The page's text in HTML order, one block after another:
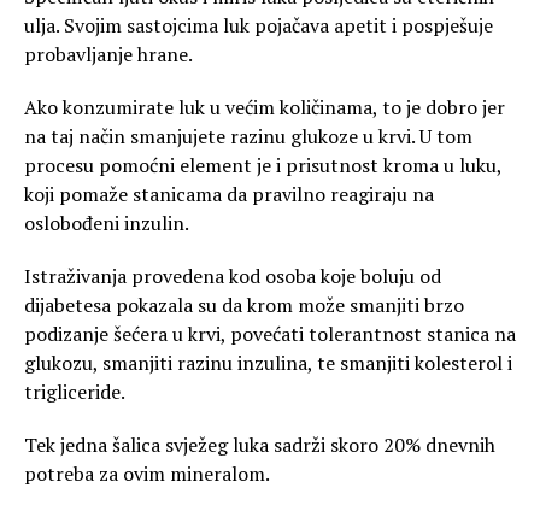
ulja. Svojim sastojcima luk pojačava apetit i pospješuje
probavljanje hrane.
Ako konzumirate luk u većim količinama, to je dobro jer
na taj način smanjujete razinu glukoze u krvi. U tom
procesu pomoćni element je i prisutnost kroma u luku,
koji pomaže stanicama da pravilno reagiraju na
oslobođeni inzulin.
Istraživanja provedena kod osoba koje boluju od
dijabetesa pokazala su da krom može smanjiti brzo
podizanje šećera u krvi, povećati tolerantnost stanica na
glukozu, smanjiti razinu inzulina, te smanjiti kolesterol i
trigliceride.
Tek jedna šalica svježeg luka sadrži skoro 20% dnevnih
potreba za ovim mineralom.